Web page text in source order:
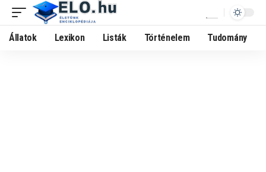
Állatok Lexikon Listák Történelem Tudomány